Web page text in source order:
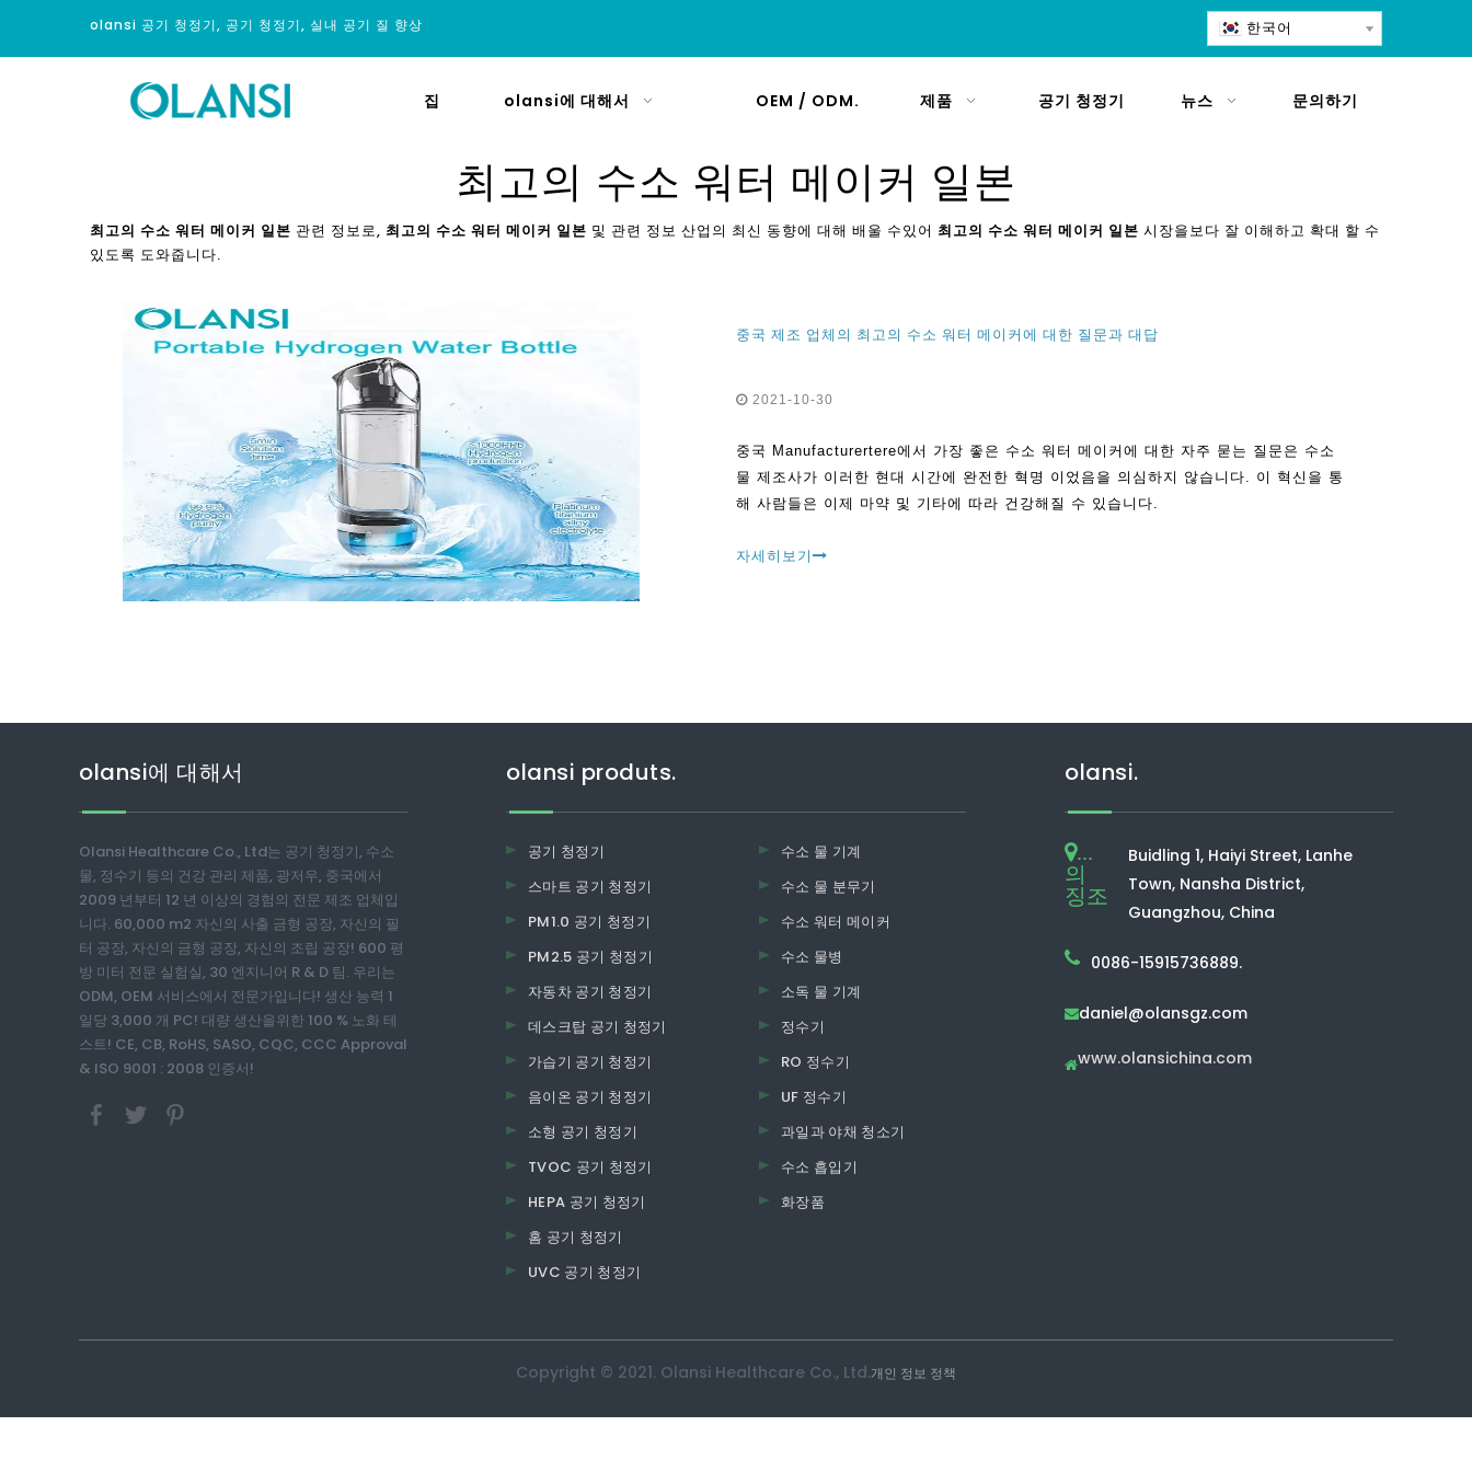
olansi 공기 청정기, 공기 청정기, 실내 공기 질 향상 한국어
집 olansi에 대해서 OEM / ODM. 제품 공기 청정기 뉴스 문의하기
최고의 수소 워터 메이커 일본
최고의 수소 워터 메이커 일본 관련 정보로, 최고의 수소 워터 메이커 일본 및 관련 정보 산업의 최신 동향에 대해 배울 수있어 최고의 수소 워터 메이커 일본 시장을보다 잘 이해하고 확대 할 수
있도록 도와줍니다.
중국 제조 업체의 최고의 수소 워터 메이커에 대한 질문과 대답
2021-10-30
중국 Manufacturertere에서 가장 좋은 수소 워터 메이커에 대한 자주 묻는 질문은 수소
물 제조사가 이러한 현대 시간에 완전한 혁명 이었음을 의심하지 않습니다. 이 혁신을 통
해 사람들은 이제 마약 및 기타에 따라 건강해질 수 있습니다.
자세히보기
olansi에 대해서
Olansi Healthcare Co., Ltd는 공기 청정기, 수소
물, 정수기 등의 건강 관리 제품, 광저우, 중국에서
2009 년부터 12 년 이상의 경험의 전문 제조 업체입
니다. 60,000 m2 자신의 사출 금형 공장, 자신의 필
터 공장, 자신의 금형 공장, 자신의 조립 공장! 600 평
방 미터 전문 실험실, 30 엔지니어 R & D 팀. 우리는
ODM, OEM 서비스에서 전문가입니다! 생산 능력 1
일당 3,000 개 PC! 대량 생산을위한 100 % 노화 테
스트! CE, CB, RoHS, SASO, CQC, CCC Approval
& ISO 9001 : 2008 인증서!
olansi produts.
공기 청정기
스마트 공기 청정기
PM1.0 공기 청정기
PM2.5 공기 청정기
자동차 공기 청정기
데스크탑 공기 청정기
가습기 공기 청정기
음이온 공기 청정기
소형 공기 청정기
TVOC 공기 청정기
HEPA 공기 청정기
홈 공기 청정기
UVC 공기 청정기
수소 물 기계
수소 물 분무기
수소 워터 메이커
수소 물병
소독 물 기계
정수기
RO 정수기
UF 정수기
과일과 야채 청소기
수소 흡입기
화장품
olansi.
...
의
징조
Buidling 1, Haiyi Street, Lanhe
Town, Nansha District,
Guangzhou, China
0086-15915736889.
daniel@olansgz.com
www.olansichina.com
Copyright © 2021. Olansi Healthcare Co., Ltd.개인 정보 정책